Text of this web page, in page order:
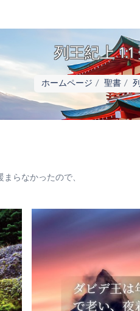
列王紀上
ホームページ 聖書
らなかったので、